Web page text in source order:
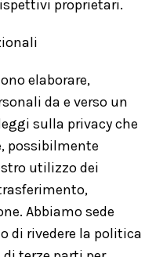
proprietari.
elaborare,
da e verso un
sulla privacy che
possibilmente
utilizzo dei
Abbiamo sede
di rivedere la politica